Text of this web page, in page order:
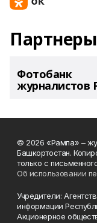
Партнеры
Фотобанк
журналистов
© 2026 «Рампа» –
Башкортостан.
только с
Об использовании
Учредители:
информации
Акционерное